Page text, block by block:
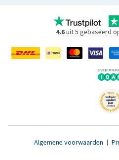
4.6uit 5 gebaseerd
Algemene voorwaarden |